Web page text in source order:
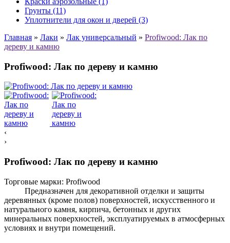
Грунты (11)
Уплотнители для окон и дверей (3)
Главная » Лаки » Лак универсальный » Profiwood: Лак по
дереву и камню
Profiwood: Лак по дереву и камню
‹
›
Profiwood: Лак по дереву и камню
Торговые марки: Profiwood
Предназначен для декоративной отделки и защиты
деревянных (кроме полов) поверхностей, искусственного и
натурального камня, кирпича, бетонных и других
минеральных поверхностей, эксплуатируемых в атмосферных
условиях и внутри помещений.